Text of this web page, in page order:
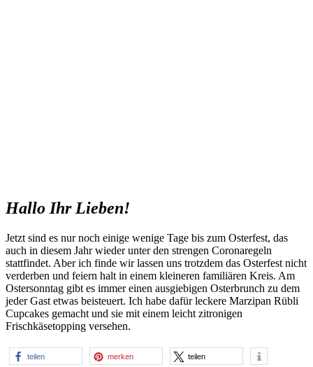
Hallo Ihr Lieben!
Jetzt sind es nur noch einige wenige Tage bis zum Osterfest, das
auch in diesem Jahr wieder unter den strengen Coronaregeln
stattfindet. Aber ich finde wir lassen uns trotzdem das Osterfest nicht
verderben und feiern halt in einem kleineren familiären Kreis. Am
Ostersonntag gibt es immer einen ausgiebigen Osterbrunch zu dem
jeder Gast etwas beisteuert. Ich habe dafür leckere Marzipan Rübli
Cupcakes gemacht und sie mit einem leicht zitronigen
Frischkäsetopping versehen.
teilen merken teilen